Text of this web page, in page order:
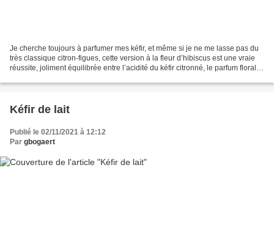
Je cherche toujours à parfumer mes kéfir, et même si je ne me lasse pas du
très classique citron-figues, cette version à la fleur d’hibiscus est une vraie
réussite, joliment équilibrée entre l’acidité du kéfir citronné, le parfum floral
Kéfir de lait
Publié le 02/11/2021 à 12:12
Par gbogaert